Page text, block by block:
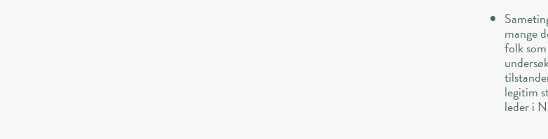
mange
folk
legitim
leder i